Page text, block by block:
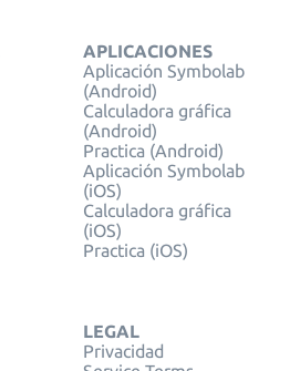
APLICACIONES
Aplicación Symbolab
(Android)
Calculadora gráfica
(Android)
Practica (Android)
Aplicación Symbolab
(iOS)
Calculadora gráfica
(iOS)
Practica (iOS)
LEGAL
Privacidad